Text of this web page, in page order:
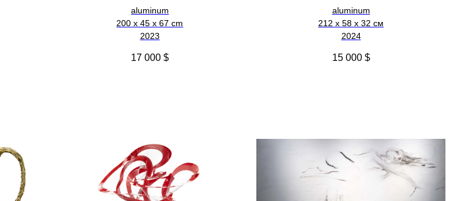
aluminum
200 х 45 х 67 cm
2023
17 000 $
aluminum
212 х 58 х 32 см
2024
15 000 $